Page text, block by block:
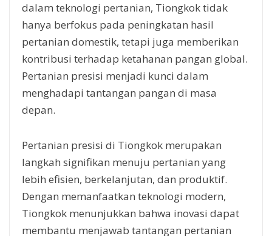
dalam teknologi pertanian, Tiongkok tidak
hanya berfokus pada peningkatan hasil
pertanian domestik, tetapi juga memberikan
kontribusi terhadap ketahanan pangan global.
Pertanian presisi menjadi kunci dalam
menghadapi tantangan pangan di masa
depan.
Pertanian presisi di Tiongkok merupakan
langkah signifikan menuju pertanian yang
lebih efisien, berkelanjutan, dan produktif.
Dengan memanfaatkan teknologi modern,
Tiongkok menunjukkan bahwa inovasi dapat
membantu menjawab tantangan pertanian